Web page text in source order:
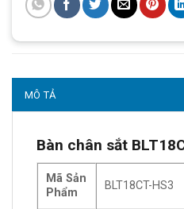
MÔ TẢ
Bàn chân sắt
Mã Sản
Phẩm
BLT18CT-HS3